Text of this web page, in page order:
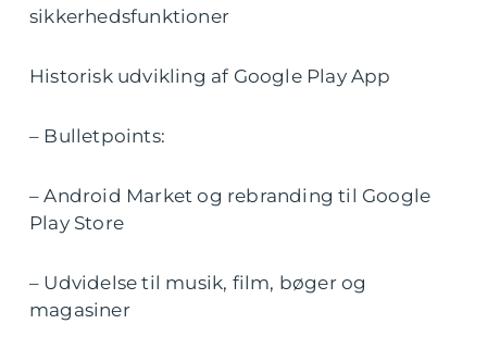
sikkerhedsfunktioner
Historisk udvikling af Google Play App
– Bulletpoints:
– Android Market og rebranding til Google
Play Store
– Udvidelse til musik, film, bøger og
magasiner